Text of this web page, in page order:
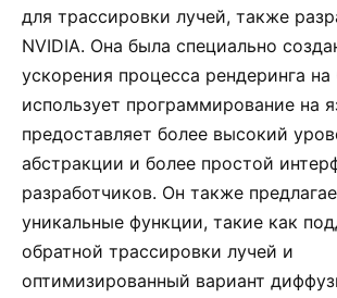
для трассировки лучей, также
NVIDIA. Она была специально
ускорения процесса рендеринга на
использует программирование на
предоставляет более высокий
абстракции и более простой
разработчиков. Он также
уникальные функции, такие как
обратной трассировки лучей и
оптимизированный вариант